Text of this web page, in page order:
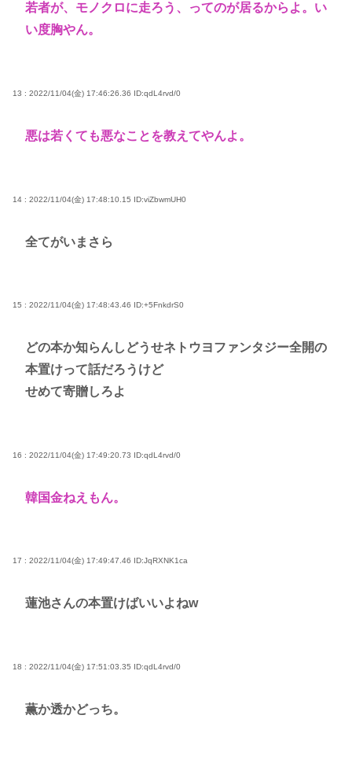
若者が、モノクロに走ろう、ってのが居るからよ。い
い度胸やん。
13 : 2022/11/04(金) 17:46:26.36 ID:qdL4rvd/0
悪は若くても悪なことを教えてやんよ。
14 : 2022/11/04(金) 17:48:10.15 ID:viZbwmUH0
全てがいまさら
15 : 2022/11/04(金) 17:48:43.46 ID:+5FnkdrS0
どの本か知らんしどうせネトウヨファンタジー全開の
本置けって話だろうけど
せめて寄贈しろよ
16 : 2022/11/04(金) 17:49:20.73 ID:qdL4rvd/0
韓国金ねえもん。
17 : 2022/11/04(金) 17:49:47.46 ID:JqRXNK1ca
蓮池さんの本置けばいいよねw
18 : 2022/11/04(金) 17:51:03.35 ID:qdL4rvd/0
薫か透かどっち。